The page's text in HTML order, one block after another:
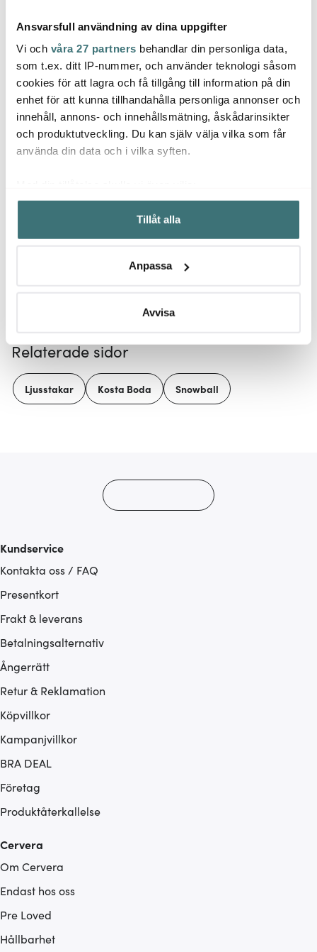
Ansvarsfull användning av dina uppgifter
Vi och våra 27 partners behandlar din personliga data,
som t.ex. ditt IP-nummer, och använder teknologi såsom
cookies för att lagra och få tillgång till information på din
enhet för att kunna tillhandahålla personliga annonser och
innehåll, annons- och innehållsmätning, åskådarinsikter
och produktutveckling. Du kan själv välja vilka som får
använda din data och i vilka syften.
Samla in information om din geografiska plats som
kan ha en noggrannhet på upp till flera meter
Identifiera din enhet genom att aktivt skanna den för
Ta reda på mer om hur dina personliga uppgifter
Du kan ändra eller dra tillbaka ditt samtycke när som
Vi använder cookies för att innehållet och annonserna
ska anpassas efter det som vi tror att du tycker om. Det
gör också att vi kan analysera vår trafik och göra
Tillåt alla
Anpassa
Avvisa
Aida
Mosaic Skålar 12 cm 4-
pack Flerfärgad
161 kr 269 kr
Jonas
Potatisskalare Jonas 21
cm
49 kr
Låt dig inspireras av våra kunder
Relaterade sidor
Ljusstakar Kosta Boda Snowball
Kundservice
Kontakta oss / FAQ
Presentkort
Frakt & leverans
Betalningsalternativ
Ångerrätt
Retur & Reklamation
Köpvillkor
Kampanjvillkor
BRA DEAL
Företag
Produktåterkallelse
Cervera
Om Cervera
Endast hos oss
Pre Loved
Hållbarhet